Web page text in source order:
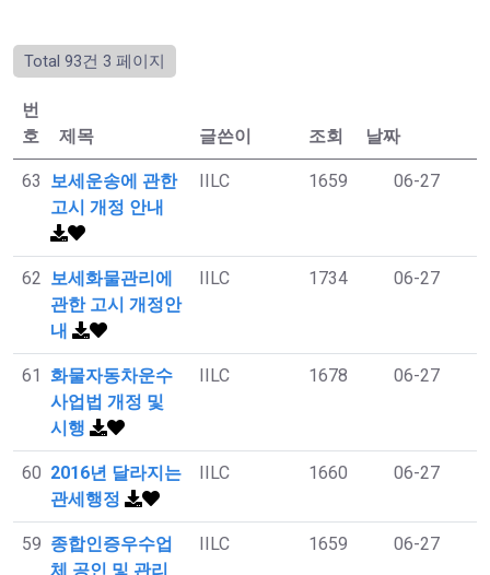
Total 93건 3 페이지
번
호
제목 글쓴이 조회 날짜
63 보세운송에 관한
고시 개정 안내
IILC 1659 06-27
62 보세화물관리에
관한 고시 개정안
내
IILC 1734 06-27
61 화물자동차운수
사업법 개정 및
시행
IILC 1678 06-27
60 2016년 달라지는
관세행정
IILC 1660 06-27
59 종합인증우수업
체 공인 및 관리
IILC 1659 06-27